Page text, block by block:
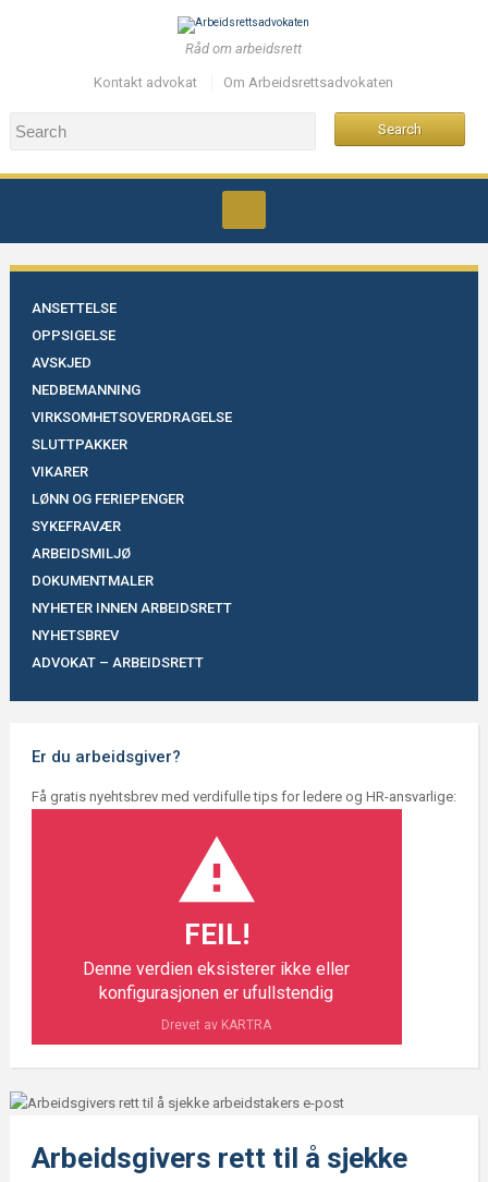
Råd om arbeidsrett
Kontakt advokat Om Arbeidsrettsadvokaten
ANSETTELSE
OPPSIGELSE
AVSKJED
NEDBEMANNING
VIRKSOMHETSOVERDRAGELSE
SLUTTPAKKER
VIKARER
LØNN OG FERIEPENGER
SYKEFRAVÆR
ARBEIDSMILJØ
DOKUMENTMALER
NYHETER INNEN ARBEIDSRETT
NYHETSBREV
ADVOKAT – ARBEIDSRETT
Er du arbeidsgiver?
Få gratis nyehtsbrev med verdifulle tips for ledere og HR-ansvarlige:
FEIL!
Denne verdien eksisterer ikke eller
konfigurasjonen er ufullstendig
Drevet av KARTRA
Arbeidsgivers rett til å sjekke